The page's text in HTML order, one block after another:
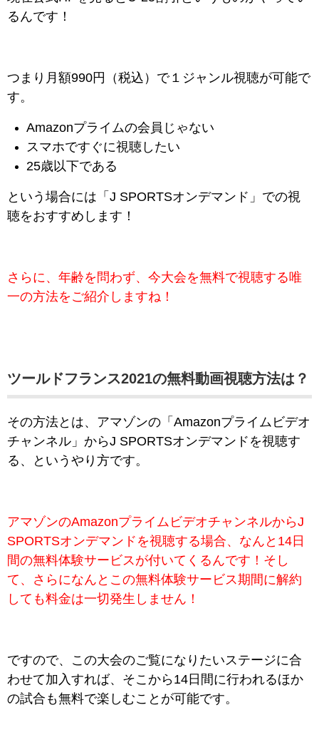
るんです！
つまり月額990円（税込）で１ジャンル視聴が可能で
す。
Amazonプライムの会員じゃない
スマホですぐに視聴したい
25歳以下である
という場合には「J SPORTSオンデマンド」での視
聴をおすすめします！
さらに、年齢を問わず、今大会を無料で視聴する唯
一の方法をご紹介しますね！
ツールドフランス2021の無料動画視聴方法は？
その方法とは、アマゾンの「Amazonプライムビデオ
チャンネル」からJ SPORTSオンデマンドを視聴す
る、というやり方です。
アマゾンのAmazonプライムビデオチャンネルからJ
SPORTSオンデマンドを視聴する場合、なんと14日
間の無料体験サービスが付いてくるんです！そし
て、さらになんとこの無料体験サービス期間に解約
しても料金は一切発生しません！
ですので、この大会のご覧になりたいステージに合
わせて加入すれば、そこから14日間に行われるほか
の試合も無料で楽しむことが可能です。